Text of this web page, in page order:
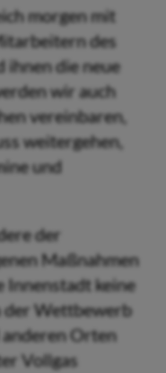
morgen mit
des
ihnen die neue
wir auch
vereinbaren,
weitergehen,
und
der
Maßnahmen
Innenstadt keine
der Wettbewerb
Orten
Vollgas